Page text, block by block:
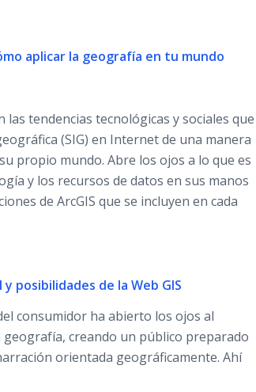
aplicar la geografía en tu mundo
tendencias tecnológicas y sociales que
(SIG) en Internet de una manera
propio mundo. Abre los ojos a lo que es
y los recursos de datos en sus manos
de ArcGIS que se incluyen en cada
posibilidades de la Web GIS
consumidor ha abierto los ojos al
creando un público preparado
orientada geográficamente. Ahí